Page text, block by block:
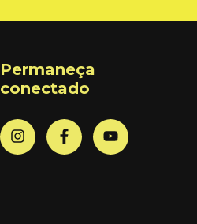
Permaneça
conectado